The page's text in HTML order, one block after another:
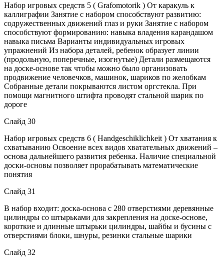
Набор игровых средств 5 ( Grafomotorik ) От каракуль к
каллиграфии Занятие с набором способствуют развитию:
содружественных движений глаз и руки Занятие с набором
способствуют формированию: навыка владения карандашом
навыка письма Варианты индивидуальных игровых
упражнений Из набора деталей, ребенок образует линии
(продольную, поперечные, изогнутые) Детали размещаются
на доске-основе так чтобы можно было организовать
продвижение человечков, машинок, шариков по желобкам
Собранные детали покрываются листом оргстекла. При
помощи магнитного штифта проводят стальной шарик по
дороге
Слайд 30
Набор игровых средств 6 ( Handgeschiklichkeit ) От хватания к
схватыванию Освоение всех видов хватательных движений –
основа дальнейшего развития ребенка. Наличие специальной
доски-основы позволяет прорабатывать математические
понятия
Слайд 31
В набор входит: доска-основа с 280 отверстиями деревянные
цилиндры со штырьками для закрепления на доске-основе,
короткие и длинные штырьки цилиндры, шайбы и бусины с
отверстиями блоки, шнуры, резинки стальные шарики
Слайд 32